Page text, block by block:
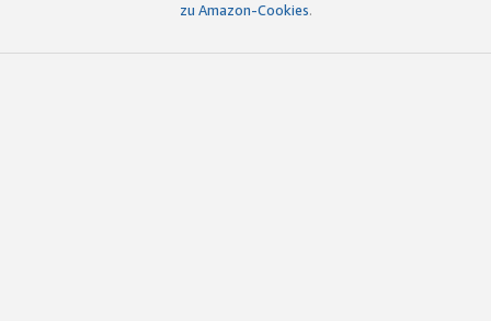
zu Amazon-Cookies.